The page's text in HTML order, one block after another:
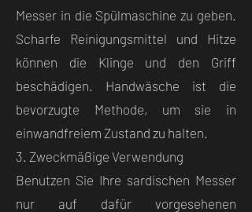
Messer in die Spülmaschine zu geben.
Scharfe Reinigungsmittel und Hitze
können die Klinge und den Griff
beschädigen. Handwäsche ist die
bevorzugte Methode, um sie in
einwandfreiem Zustand zu halten.
3. Zweckmäßige Verwendung
Benutzen Sie Ihre sardischen Messer
nur auf dafür vorgesehenen